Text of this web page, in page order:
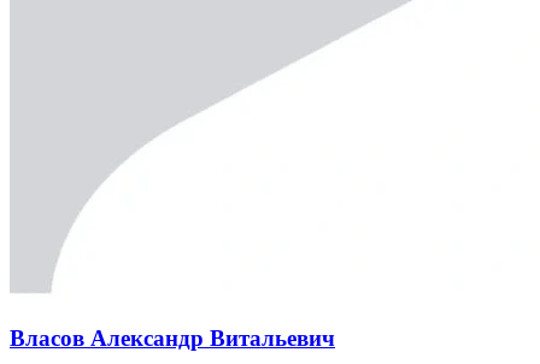
Власов Александр Витальевич